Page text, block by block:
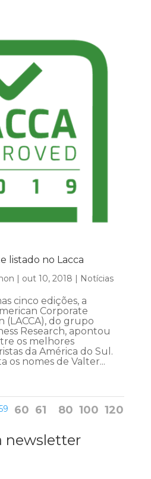
listado no Lacca
| out 10, 2018 | Notícias
cinco edições, a
Corporate
(LACCA), do grupo
Research, apontou
os melhores
da América do Sul.
os nomes de Valter...
60 61 80 100 120
newsletter